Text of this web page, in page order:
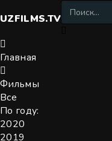
UZFILMS.TV
Главная
Фильмы
Все
По году:
2020
2019